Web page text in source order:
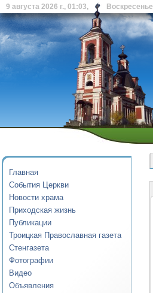
9 августа 2026 г., 01:03, Воскресенье
Главная
События Церкви
Новости храма
Приходская жизнь
Публикации
Троицкая Православная газета
Стенгазета
Фотографии
Видео
Объявления